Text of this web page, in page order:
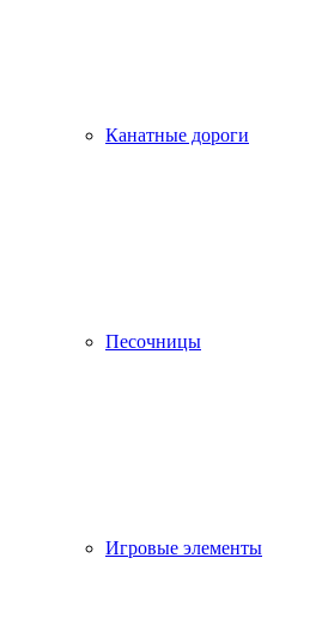
Канатные дороги
Песочницы
Игровые элементы